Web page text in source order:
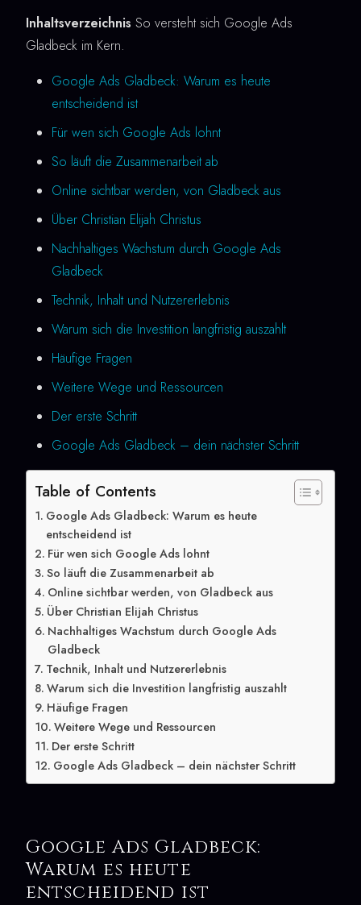
Inhaltsverzeichnis So versteht sich Google Ads
Gladbeck im Kern.
Google Ads Gladbeck: Warum es heute
entscheidend ist
Für wen sich Google Ads lohnt
So läuft die Zusammenarbeit ab
Online sichtbar werden, von Gladbeck aus
Über Christian Elijah Christus
Nachhaltiges Wachstum durch Google Ads
Gladbeck
Technik, Inhalt und Nutzererlebnis
Warum sich die Investition langfristig auszahlt
Häufige Fragen
Weitere Wege und Ressourcen
Der erste Schritt
Google Ads Gladbeck – dein nächster Schritt
Table of Contents
Google Ads Gladbeck: Warum es heute
entscheidend ist
Für wen sich Google Ads lohnt
So läuft die Zusammenarbeit ab
Online sichtbar werden, von Gladbeck aus
Über Christian Elijah Christus
Nachhaltiges Wachstum durch Google Ads
Gladbeck
Technik, Inhalt und Nutzererlebnis
Warum sich die Investition langfristig auszahlt
Häufige Fragen
Weitere Wege und Ressourcen
Der erste Schritt
Google Ads Gladbeck – dein nächster Schritt
Google Ads Gladbeck:
Warum es heute
entscheidend ist